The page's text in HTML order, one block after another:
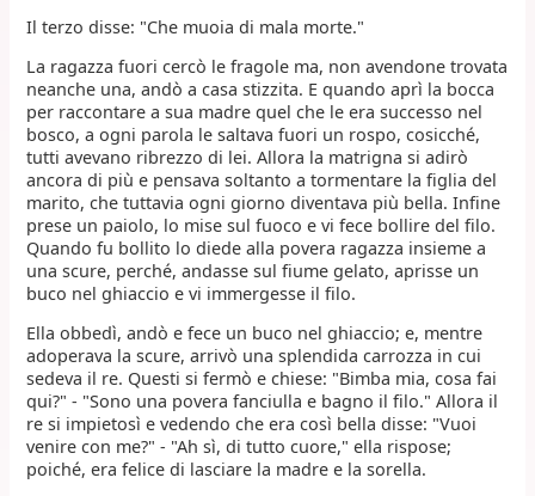
Il terzo disse: "Che muoia di mala morte."
La ragazza fuori cercò le fragole ma, non avendone trovata
neanche una, andò a casa stizzita. E quando aprì la bocca
per raccontare a sua madre quel che le era successo nel
bosco, a ogni parola le saltava fuori un rospo, cosicché,
tutti avevano ribrezzo di lei. Allora la matrigna si adirò
ancora di più e pensava soltanto a tormentare la figlia del
marito, che tuttavia ogni giorno diventava più bella. Infine
prese un paiolo, lo mise sul fuoco e vi fece bollire del filo.
Quando fu bollito lo diede alla povera ragazza insieme a
una scure, perché, andasse sul fiume gelato, aprisse un
buco nel ghiaccio e vi immergesse il filo.
Ella obbedì, andò e fece un buco nel ghiaccio; e, mentre
adoperava la scure, arrivò una splendida carrozza in cui
sedeva il re. Questi si fermò e chiese: "Bimba mia, cosa fai
qui?" - "Sono una povera fanciulla e bagno il filo." Allora il
re si impietosì e vedendo che era così bella disse: "Vuoi
venire con me?" - "Ah sì, di tutto cuore," ella rispose;
poiché, era felice di lasciare la madre e la sorella.